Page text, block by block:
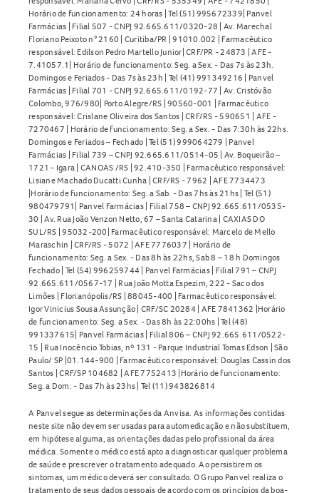
Horário de funcionamento: 24 horas | Tel (51) 995672339| Panvel
Farmácias | Filial 507 - CNPJ 92.665.611/0320-28 | Av. Marechal
Floriano Peixoto n° 2160 | Curitiba/PR | 91010.002 | Farmacêutico
responsável: Edilson Pedro Martello Junior| CRF/PR - 24873 | AFE -
7.41057.1| Horário de funcionamento: Seg. a Sex. - Das 7s às 23h.
Domingos e Feriados - Das 7s às 23h | Tel (41) 991349216 | Panvel
Farmácias | Filial 701 - CNPJ 92.665.611/0192-77 | Av. Cristóvão
Colombo, 976/980| Porto Alegre/RS | 90560-001 | Farmacêutico
responsável: Crislane Oliveira dos Santos | CRF/RS - 590651 | AFE -
7270467 | Horário de funcionamento: Seg. a Sex. - Das 7:30h às 22hs.
Domingos e Feriados – Fechado | Tel (51) 999064279 | Panvel
Farmácias | Filial 739 – CNPJ 92.665.611/0514-05 | Av. Boqueirão –
1721 - Igara | CANOAS /RS | 92.410-350 | Farmacêutico responsável:
Lisiane Machado Ducatti Cunha | CRF/RS - 7962 | AFE 7734473
|Horário de funcionamento: Seg. a Sab. - Das 7hs às 21hs | Tel (51)
980479791| Panvel Farmácias | Filial 758 – CNPJ 92.665.611/0535-
30 | Av. Rua João Venzon Netto, 67 – Santa Catarina | CAXIAS DO
SUL/RS | 95032-200| Farmacêutico responsável: Marcelo de Mello
Maraschin | CRF/RS - 5072 | AFE 7776037 | Horário de
funcionamento: Seg. a Sex. - Das 8h às 22hs, Sab 8 – 18 h Domingos
Fechado | Tel (54) 996259744 | Panvel Farmácias | Filial 791 – CNPJ
92.665.611/0567-17 | Rua João Motta Espezim, 222 - Saco dos
Limões | Florianópolis/RS | 88045-400 | Farmacêutico responsável:
Igor Vinicius Sousa Assunção | CRF/SC 20284 | AFE 7841362 |Horário
de funcionamento: Seg. a Sex. - Das 8h às 22:00hs | Tel (48)
991337615| Panvel Farmácias | Filial 806 – CNPJ 92.665.611/0522-
15 | Rua Inocêncio Tobias, nº 131 - Parque Industrial Tomas Edson | São
Paulo/ SP |01.144-900 | Farmacêutico responsável: Douglas Cassin dos
Santos | CRF/SP 104682 | AFE 7752413 |Horário de funcionamento:
Seg. a Dom. - Das 7h às 23hs | Tel (11) 943826814
A Panvel segue as determinações da Anvisa. As informações contidas
neste site não devem ser usadas para automedicação e não substituem,
em hipótese alguma, as orientações dadas pelo profissional da área
médica. Somente o médico está apto a diagnosticar qualquer problema
de saúde e prescrever o tratamento adequado. Ao persistirem os
sintomas, um médico deverá ser consultado. O Grupo Panvel realiza o
tratamento de seus dados pessoais de acordo com os princípios da boa-